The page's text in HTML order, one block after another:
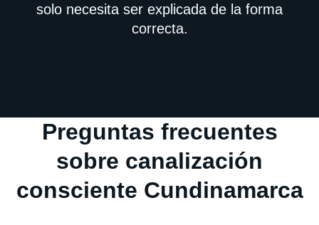
solo necesita ser explicada de la forma
correcta.
Preguntas frecuentes
sobre canalización
consciente Cundinamarca